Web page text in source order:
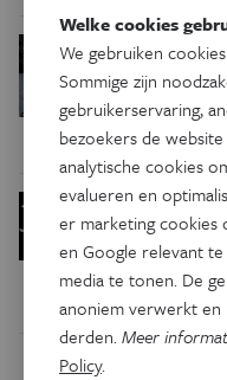
Eos
de
Welke cookies
We gebruiken
Sommige zijn
gebruikerservaring,
bezoekers de
analytische cookies
evalueren en
er marketing cookies
en Google relevant
media te tonen. De
anoniem verwerkt
derden.Meer
Policy.